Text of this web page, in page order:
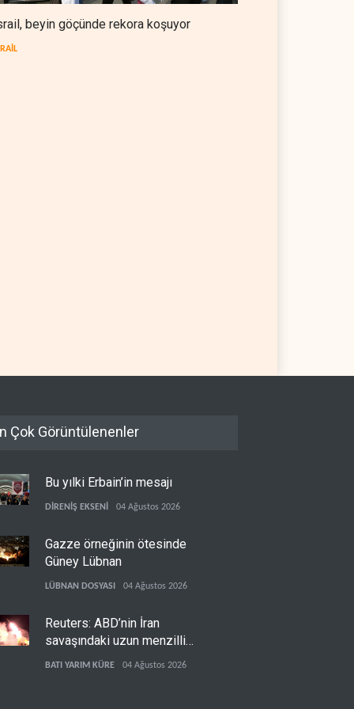
beyin göçünde rekora koşuyor
Çok Görüntülenenler
Bu yılki Erbain’in mesajı
DİRENİŞ EKSENİ 04 Ağustos 2026
Gazze örneğinin ötesinde
Güney Lübnan
LÜBNAN DOSYASI 04 Ağustos 2026
Reuters: ABD’nin İran
savaşındaki uzun menzilli
füze stokları tükenme
BATI YARIM KÜRE 04 Ağustos 2026